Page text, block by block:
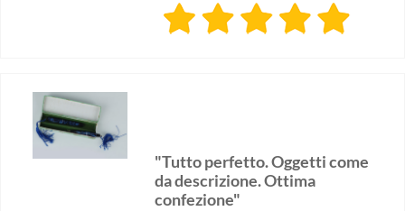
"Tutto perfetto. Oggetti come
da descrizione. Ottima
confezione"